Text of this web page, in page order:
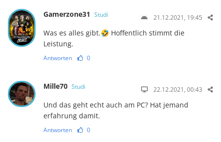
Gamerzone31 Studi 21.12.2021, 19:45
Was es alles gibt.🤣 Hoffentlich stimmt die
Leistung.
Antworten 0
Mille70 Studi 22.12.2021, 00:43
Und das geht echt auch am PC? Hat jemand
erfahrung damit.
Antworten 0